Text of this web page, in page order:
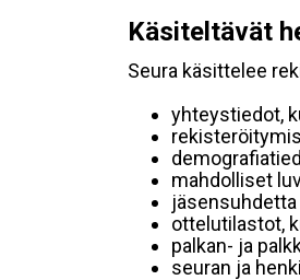
Käsiteltävät
Seura käsittelee
yhteystiedot,
mahdolliset
ottelutilastot,
palkan- ja
seuran ja